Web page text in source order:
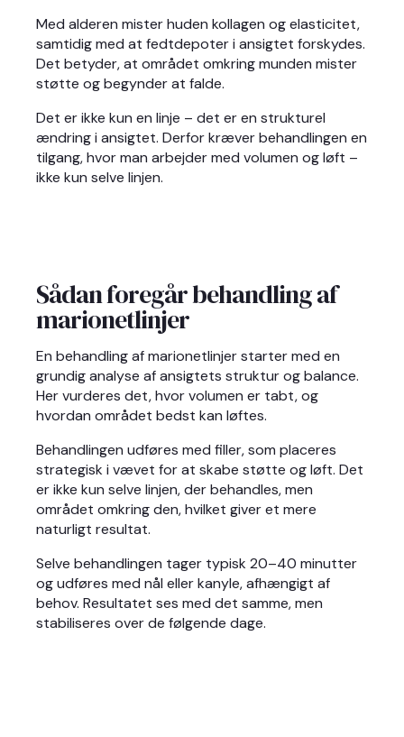
Med alderen mister huden kollagen og elasticitet,
samtidig med at fedtdepoter i ansigtet forskydes.
Det betyder, at området omkring munden mister
støtte og begynder at falde.
Det er ikke kun en linje – det er en strukturel
ændring i ansigtet. Derfor kræver behandlingen en
tilgang, hvor man arbejder med volumen og løft –
ikke kun selve linjen.
Sådan foregår behandling af
marionetlinjer
En behandling af marionetlinjer starter med en
grundig analyse af ansigtets struktur og balance.
Her vurderes det, hvor volumen er tabt, og
hvordan området bedst kan løftes.
Behandlingen udføres med filler, som placeres
strategisk i vævet for at skabe støtte og løft. Det
er ikke kun selve linjen, der behandles, men
området omkring den, hvilket giver et mere
naturligt resultat.
Selve behandlingen tager typisk 20–40 minutter
og udføres med nål eller kanyle, afhængigt af
behov. Resultatet ses med det samme, men
stabiliseres over de følgende dage.